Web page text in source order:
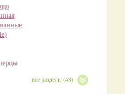
все разделы (48)